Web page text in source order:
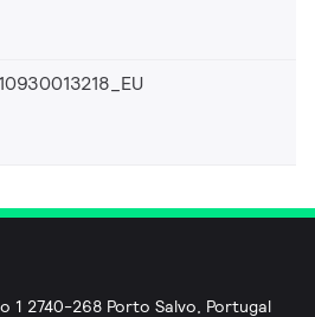
1 2740-268 Porto Salvo, Portugal